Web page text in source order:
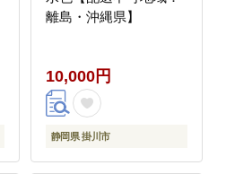
離島・沖縄県】
10,000円
静岡県 掛川市